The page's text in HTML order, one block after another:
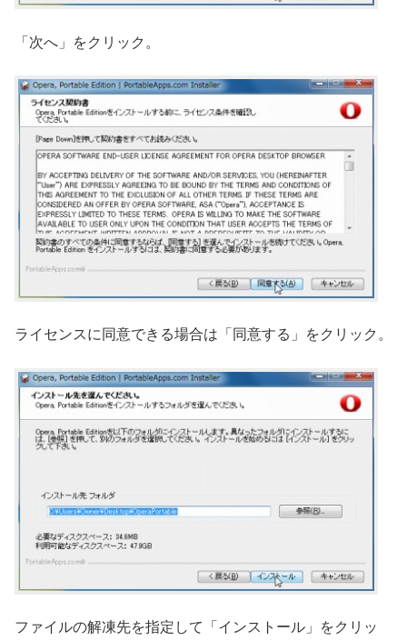
「次へ」をクリック。
ライセンスに同意できる場合は「同意する」をクリック。
ファイルの解凍先を指定して「インストール」をクリッ